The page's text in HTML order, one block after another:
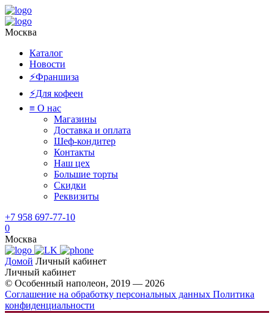
Москва
Каталог
Новости
⚡️Франшиза
⚡️Для кофеен
≡ О нас
Магазины
Доставка и оплата
Шеф-кондитер
Контакты
Наш цех
Большие торты
Скидки
Реквизиты
+7 958 697-77-10
0
Москва
Домой Личный кабинет
Личный кабинет
© Особенный наполеон, 2019 — 2026
Соглашение на обработку персональных данных Политика
конфиденциальности